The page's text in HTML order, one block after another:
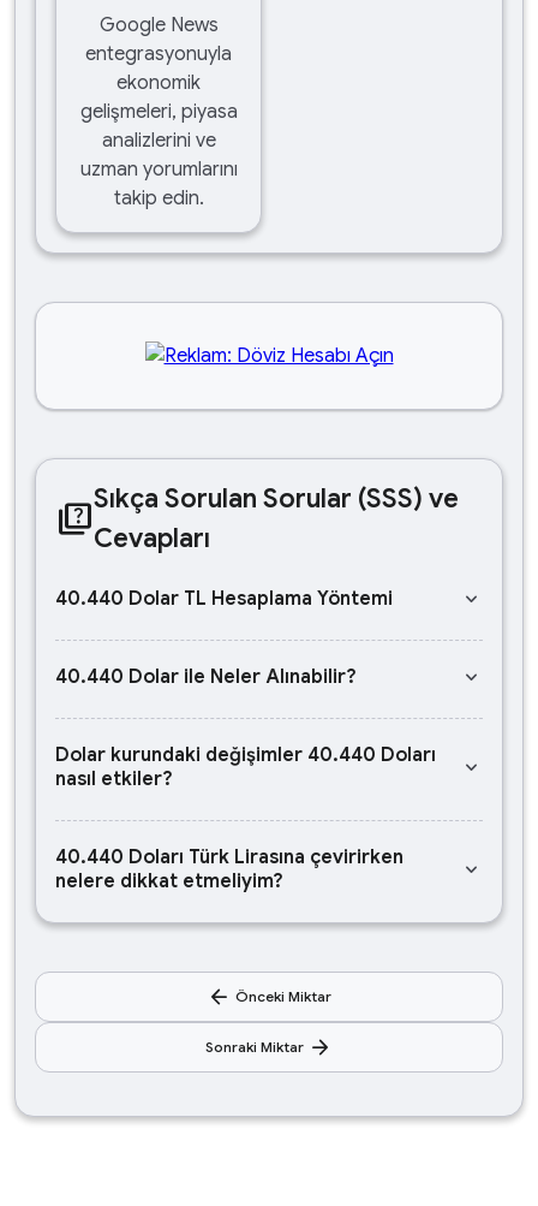
Google News
entegrasyonuyla
ekonomik
gelişmeleri, piyasa
analizlerini ve
uzman yorumlarını
takip edin.
quizSıkça Sorulan Sorular (SSS) ve
Cevapları
40.440 Dolar TL Hesaplama Yöntemi keyboard_arrow_down
40.440 Dolar ile Neler Alınabilir? keyboard_arrow_down
Dolar kurundaki değişimler 40.440 Doları
nasıl etkiler?
keyboard_arrow_down
40.440 Doları Türk Lirasına çevirirken
nelere dikkat etmeliyim?
keyboard_arrow_down
arrow_back Önceki Miktar
Sonraki Miktar arrow_forward